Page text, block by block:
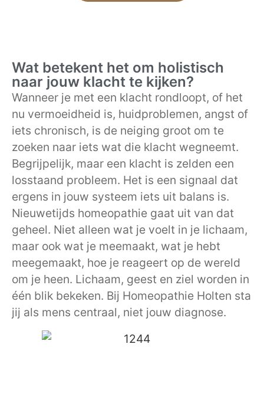
Wat betekent het om holistisch
naar jouw klacht te kijken?
Wanneer je met een klacht rondloopt, of het
nu vermoeidheid is, huidproblemen, angst of
iets chronisch, is de neiging groot om te
zoeken naar iets wat die klacht wegneemt.
Begrijpelijk, maar een klacht is zelden een
losstaand probleem. Het is een signaal dat
ergens in jouw systeem iets uit balans is.
Nieuwetijds homeopathie gaat uit van dat
geheel. Niet alleen wat je voelt in je lichaam,
maar ook wat je meemaakt, wat je hebt
meegemaakt, hoe je reageert op de wereld
om je heen. Lichaam, geest en ziel worden in
één blik bekeken. Bij Homeopathie Holten sta
jij als mens centraal, niet jouw diagnose.